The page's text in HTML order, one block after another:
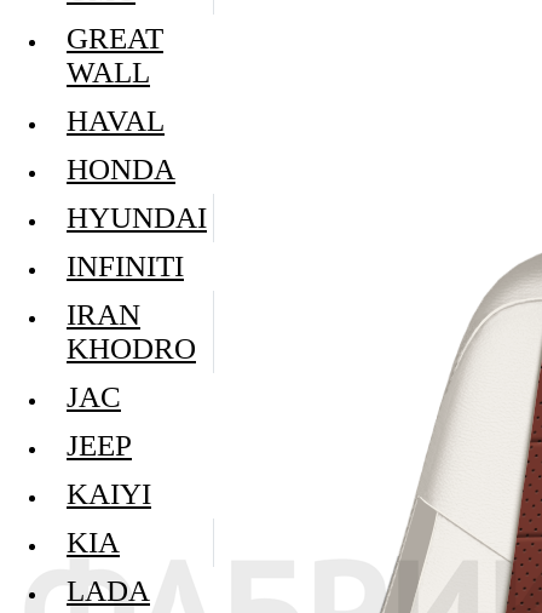
GREAT
WALL
HAVAL
HONDA
HYUNDAI
INFINITI
IRAN
KHODRO
JAC
JEEP
KAIYI
KIA
LADA